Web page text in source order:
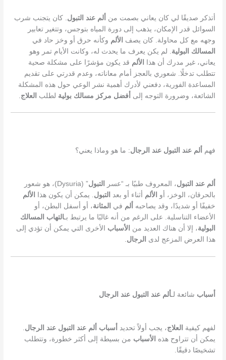
أتذكر صديقًا لي كان يعاني بصمت من ألم عند التبول . كان يتجنب شرب
السوائل قدر الإمكان، يذهب إلى دورة المياه بتوجس، وتتغير تعابير
وجهه مع كل محاولة. كان يصف
الألم وكأنه حرق أو وخز حاد في
المسالك البولية . لم يكن يعرف ما يحدث له، وكانت الأيام تمر وهو
يعاني، غير مدرك أن هذا
الألم قد يكون مؤشرًا على مشكلة صحية
تتطلب تدخلًا. شعوري بالعجز أمام معاناته، وعدم قدرتي على تقديم
المساعدة الفورية، دفعني لأدرك أهمية نشر الوعي حول هذه المشكلة
الشائعة، وضرورة التوجه إلى أفضل مركز مسالك بولية لطلب العلاج
فهم ألم عند التبول عند الرجال: ما هو وماذا يعني؟
ألم عند التبول، المعروف طبيًا بـ “عسر التبول
” (Dysuria)، هو شعور
بالحرقان، الوخز، أو
الألم أثناء أو بعد التبول. يمكن أن يكون هذا
الألم
خفيفًا أو شديدًا، وقد يصاحبه ألم في المثانة، أو أسفل البطن، أو
الأعضاء التناسلية. على الرغم من أنه غالبًا ما يرتبط بـالتهاب المسالك
البولية، إلا أن هناك العديد من الأسباب الأخرى التي يمكن أن تؤدي إلى
هذا العرض المزعج لدى الرجال.
أسباب شائعة لـألم عند التبول عند الرجال
لفهم كيفية العلاج، يجب أولاً تحديد أسباب ألم عند التبول عند الرجال
يمكن أن تتراوح هذه
الأسباب من بسيطة إلى أكثر خطورة، وتتطلب
تشخيصًا دقيقًا.